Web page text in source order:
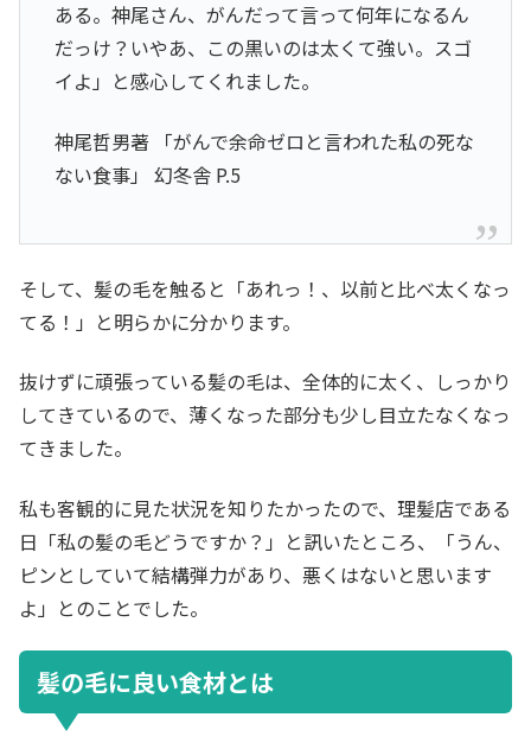
ある。神尾さん、がんだって言って何年になるん
だっけ？いやあ、この黒いのは太くて強い。スゴ
イよ」と感心してくれました。
神尾哲男著 「がんで余命ゼロと言われた私の死な
ない食事」 幻冬舎 P.5
そして、髪の毛を触ると「あれっ！、以前と比べ太くなっ
てる！」と明らかに分かります。
抜けずに頑張っている髪の毛は、全体的に太く、しっかり
してきているので、薄くなった部分も少し目立たなくなっ
てきました。
私も客観的に見た状況を知りたかったので、理髪店である
日「私の髪の毛どうですか？」と訊いたところ、「うん、
ピンとしていて結構弾力があり、悪くはないと思います
よ」とのことでした。
髪の毛に良い食材とは